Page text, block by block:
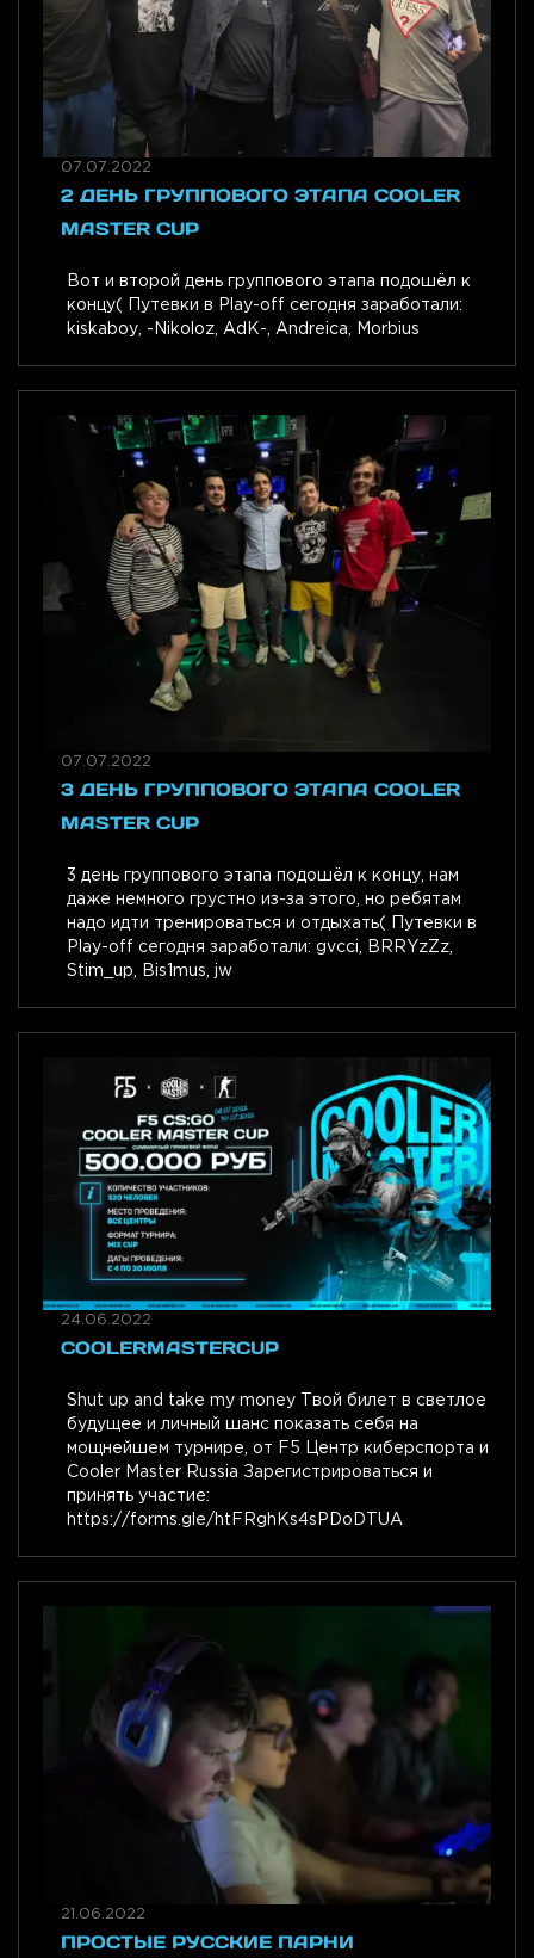
07.07.2022
2 ДЕНЬ ГРУППОВОГО ЭТАПА COOLER
MASTER CUP
Вот и второй день группового этапа подошёл к
концу( Путевки в Play-off сегодня заработали:
kiskaboy, -Nikoloz, AdK-, Andreica, Morbius
07.07.2022
3 ДЕНЬ ГРУППОВОГО ЭТАПА COOLER
MASTER CUP
3 день группового этапа подошёл к концу, нам
даже немного грустно из-за этого, но ребятам
надо идти тренироваться и отдыхать( Путевки в
Play-off сегодня заработали: gvcci, BRRYzZz,
Stim_up, Bis1mus, jw
24.06.2022
COOLERMASTERCUP
Shut up and take my money Твой билет в светлое
будущее и личный шанс показать себя на
мощнейшем турнире, от F5 Центр киберспорта и
Cooler Master Russia Зарегистрироваться и
принять участие:
https://forms.gle/htFRghKs4sPDoDTUA
21.06.2022
ПРОСТЫЕ РУССКИЕ ПАРНИ